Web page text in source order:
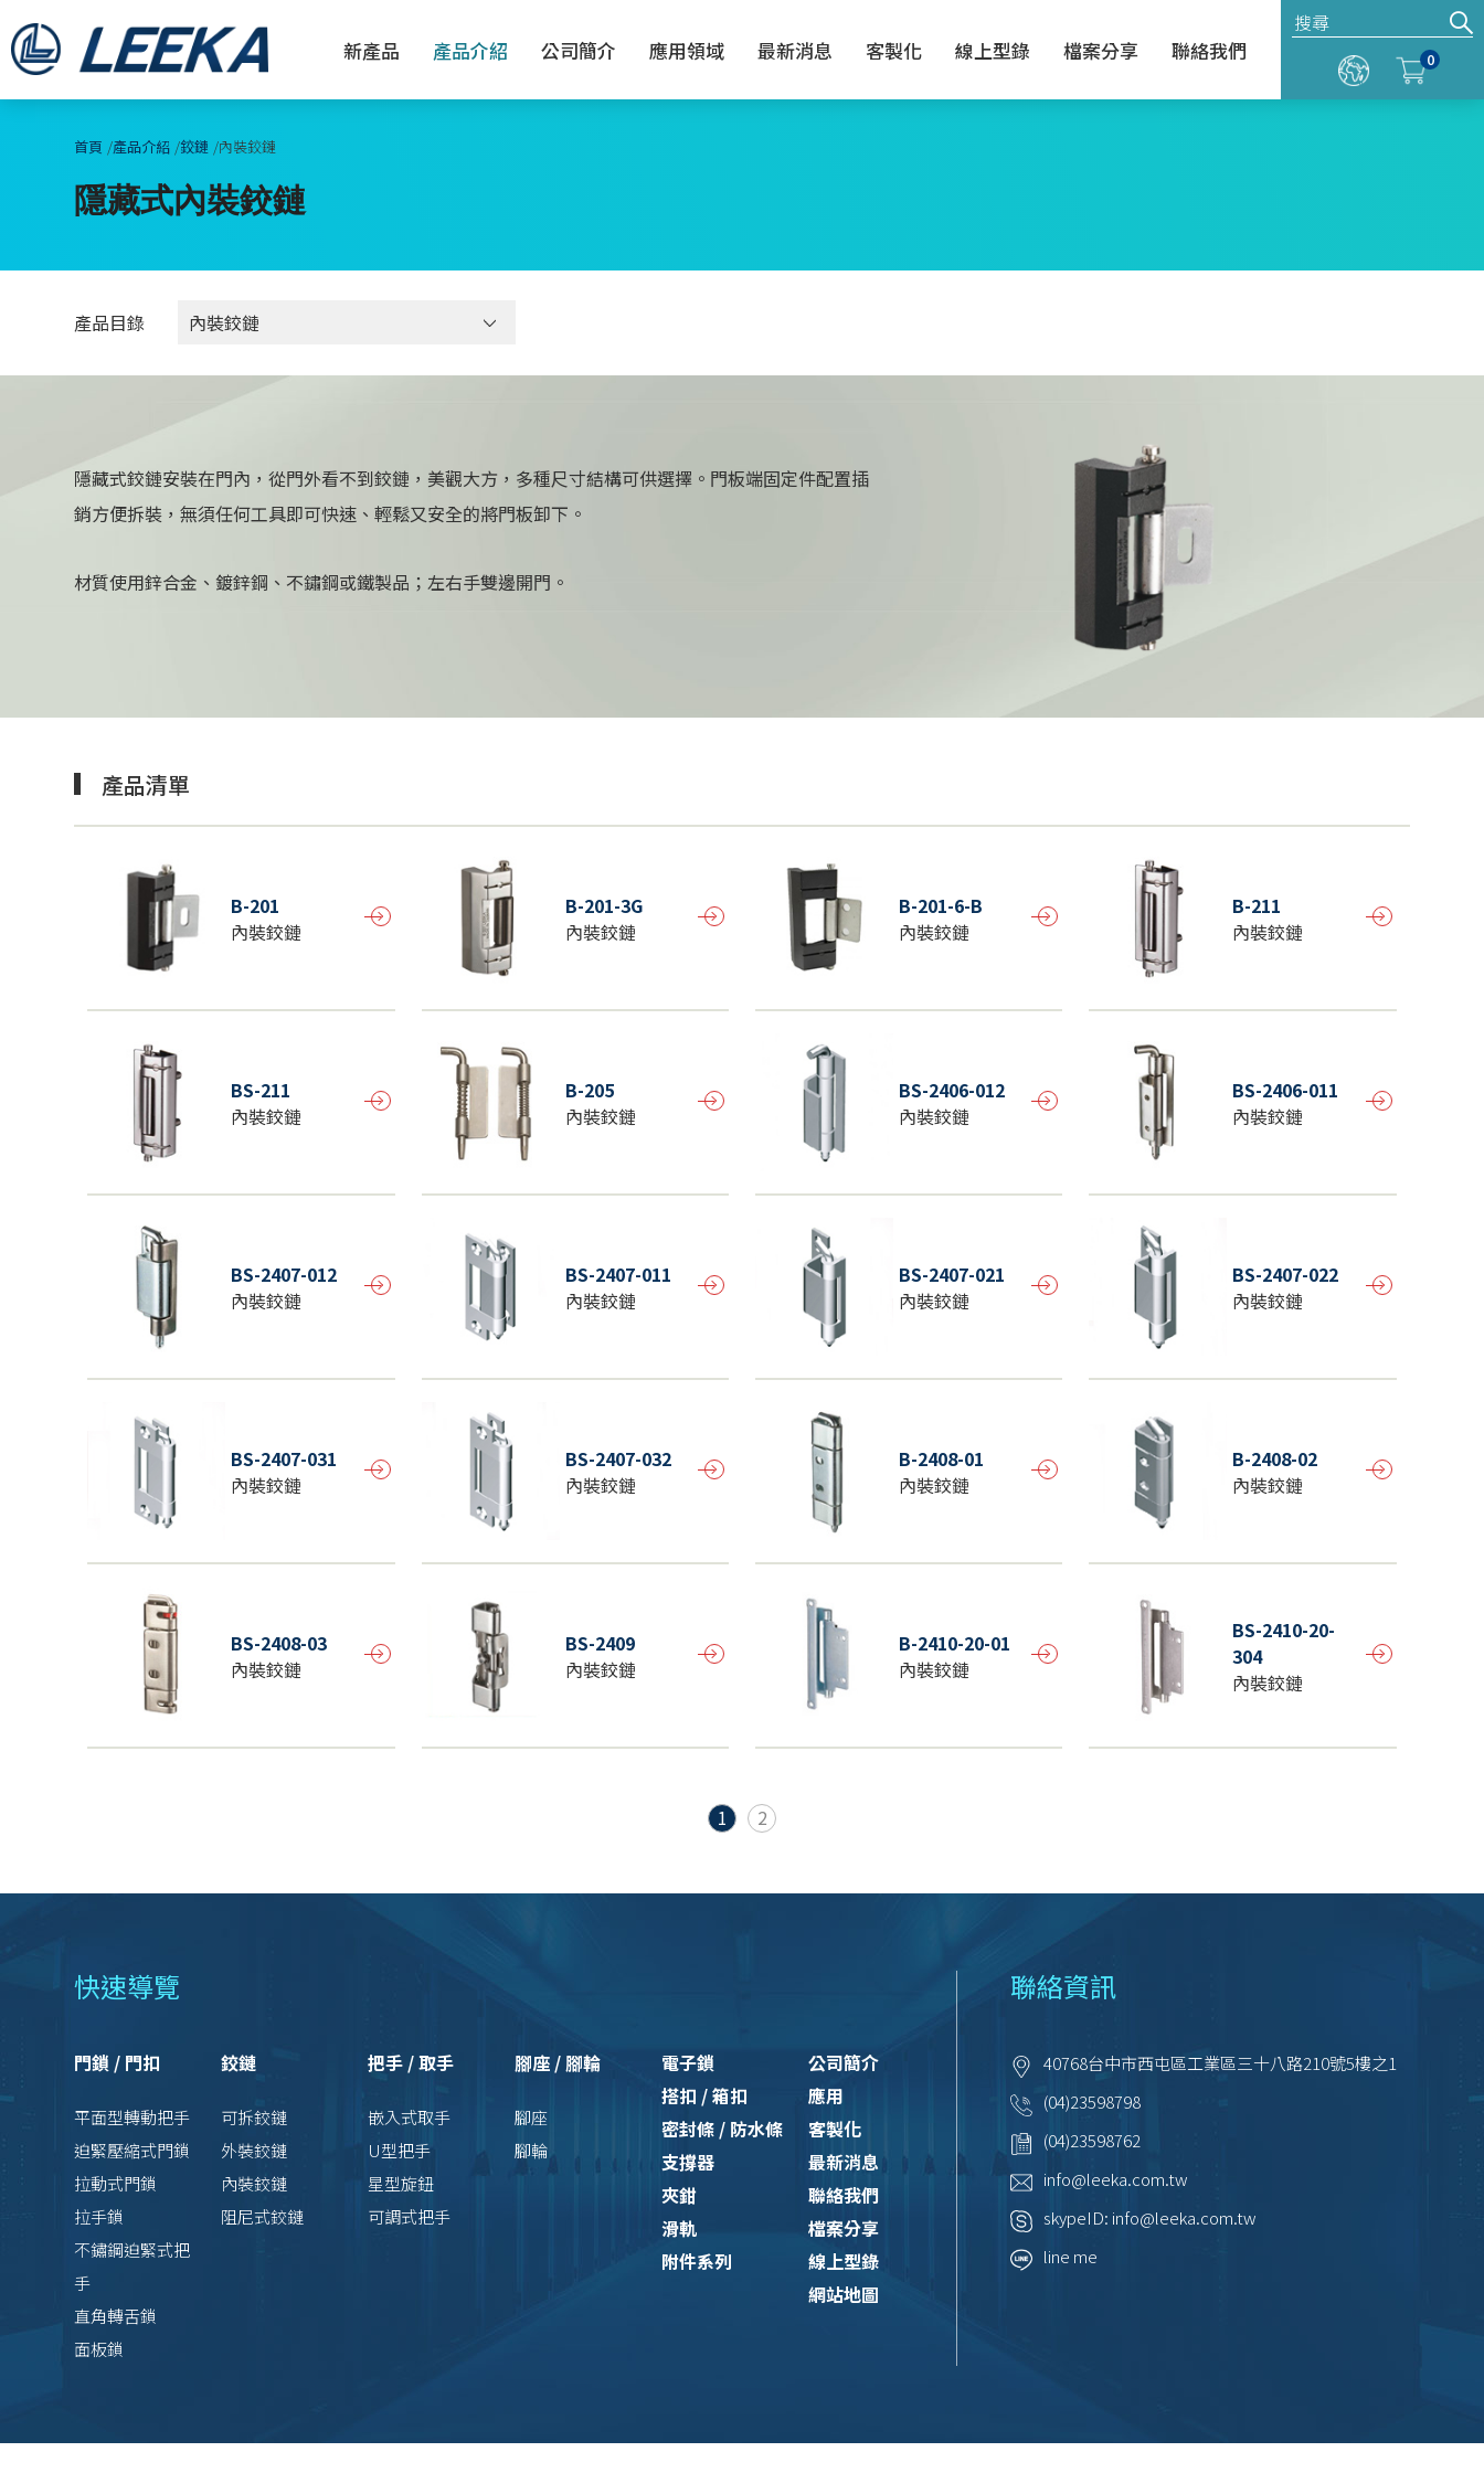
0
新產品 產品介紹 公司簡介 應用領域 最新消息 客製化 線上型錄 檔案分享 聯絡我們
首頁 產品介紹 鉸鏈 內裝鉸鏈
隱藏式內裝鉸鏈
產品目錄
隱藏式鉸鏈安裝在門內，從門外看不到鉸鏈，美觀大方，多種尺寸結構可供選擇。門板端固定件配置插
銷方便拆裝，無須任何工具即可快速、輕鬆又安全的將門板卸下。
材質使用鋅合金、鍍鋅鋼、不鏽鋼或鐵製品；左右手雙邊開門。
產品清單
B-201
內裝鉸鏈
B-201-3G
內裝鉸鏈
B-201-6-B
內裝鉸鏈
B-211
內裝鉸鏈
BS-211
內裝鉸鏈
B-205
內裝鉸鏈
BS-2406-012
內裝鉸鏈
BS-2406-011
內裝鉸鏈
BS-2407-012
內裝鉸鏈
BS-2407-011
內裝鉸鏈
BS-2407-021
內裝鉸鏈
BS-2407-022
內裝鉸鏈
BS-2407-031
內裝鉸鏈
BS-2407-032
內裝鉸鏈
B-2408-01
內裝鉸鏈
B-2408-02
內裝鉸鏈
BS-2408-03
內裝鉸鏈
BS-2409
內裝鉸鏈
B-2410-20-01
內裝鉸鏈
BS-2410-20-
304
內裝鉸鏈
1 2
快速導覽
門鎖 / 門扣
平面型轉動把手
迫緊壓縮式門鎖
拉動式門鎖
拉手鎖
不鏽鋼迫緊式把
手
直角轉舌鎖
面板鎖
鉸鏈
可拆鉸鏈
外裝鉸鏈
內裝鉸鏈
阻尼式鉸鏈
把手 / 取手
嵌入式取手
U型把手
星型旋鈕
可調式把手
腳座 / 腳輪
腳座
腳輪
電子鎖
搭扣 / 箱扣
密封條 / 防水條
支撐器
夾鉗
滑軌
附件系列
公司簡介
應用
客製化
最新消息
聯絡我們
檔案分享
線上型錄
網站地圖
聯絡資訊
40768台中市西屯區工業區三十八路210號5樓之1
(04)23598798
(04)23598762
info@leeka.com.tw
skypeID: info@leeka.com.tw
line me